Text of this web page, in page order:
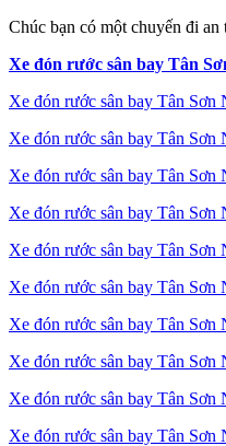
Chúc bạn có một chuyến đi
Xe đón rước sân bay Tân
Xe đón rước sân bay Tân
Xe đón rước sân bay Tân
Xe đón rước sân bay Tân
Xe đón rước sân bay Tân
Xe đón rước sân bay Tân
Xe đón rước sân bay Tân Sơn
Xe đón rước sân bay Tân
Xe đón rước sân bay Tân
Xe đón rước sân bay Tân
Xe đón rước sân bay Tân